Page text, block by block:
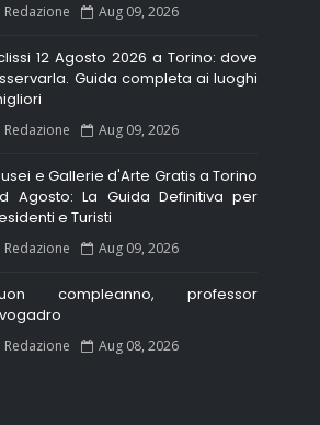
Redazione Aug 09, 2026
12 Agosto 2026 a Torino: dove
Guida completa ai luoghi
Redazione Aug 09, 2026
e Gallerie d'Arte Gratis a Torino
Agosto: La Guida Definitiva per
e Turisti
Redazione Aug 09, 2026
compleanno, professor
Redazione Aug 08, 2026